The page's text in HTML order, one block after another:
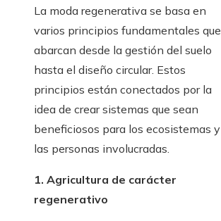
La moda regenerativa se basa en
varios principios fundamentales que
abarcan desde la gestión del suelo
hasta el diseño circular. Estos
principios están conectados por la
idea de crear sistemas que sean
beneficiosos para los ecosistemas y
las personas involucradas.
1. Agricultura de carácter
regenerativo